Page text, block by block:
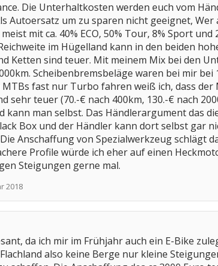
Die Unterhaltkosten werden euch vom
Autoersatz um zu sparen nicht geeignet,
mit ca. 40% ECO, 50% Tour, 8% Sport
im Hügelland kann in den beiden
Ketten sind teuer. Mit meinem Mix bei den
Scheibenbremsbeläge waren bei mir
fast nur Turbo fahren weiß ich, dass
sehr teuer (70.-€ nach 400km, 130.-€ nach
kann man selbst. Das Händlerargument das
Box und der Händler kann dort selbst gar
Anschaffung von Spezialwerkzeug schlägt
Profile würde ich eher auf einen
Steigungen gerne mal.
2018
da ich mir im Frühjahr auch ein E-Bike
also keine Berge nur kleine